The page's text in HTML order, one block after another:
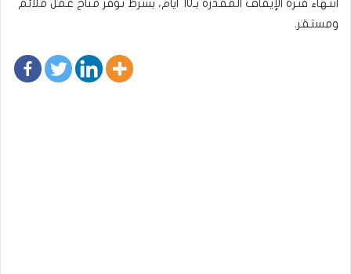
انتهاء فترة الإيقاف المقدرة بـ10 أيام، بشرط توفر مناخ عمل ملائم
ومستقر.